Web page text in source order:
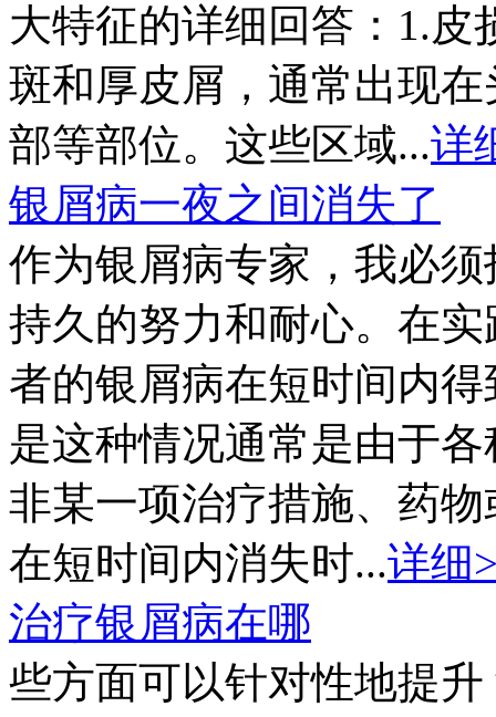
大特征的详细回答：1.
斑和厚皮屑，通常出现
部等部位。这些区域...详
银屑病一夜之间消失了
作为银屑病专家，我必
持久的努力和耐心。在
者的银屑病在短时间内
是这种情况通常是由于
非某一项治疗措施、药
在短时间内消失时...详细
治疗银屑病在哪
些方面可以针对性地提